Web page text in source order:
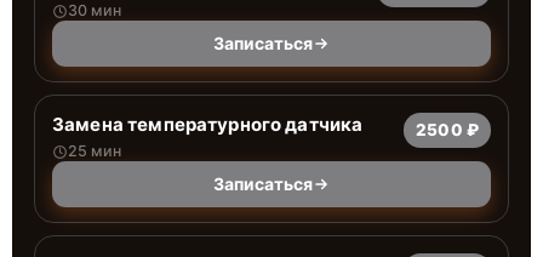
30 мин
Записаться
Замена температурного датчика
25 мин
2500 ₽
Записаться